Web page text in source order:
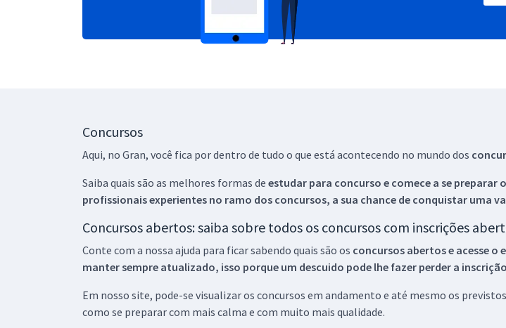
Concursos
Aqui, no Gran, você fica por dentro de tudo o que está acontecendo no mundo dos
Saiba quais são as melhores formas de estudar para concurso e comece a se
profissionais experientes no ramo dos concursos, a sua chance de conquistar uma
Concursos abertos: saiba sobre todos os concursos com inscrições
Conte com a nossa ajuda para ficar sabendo quais são os concursos abertos e acesse
manter sempre atualizado, isso porque um descuido pode lhe fazer perder a
Em nosso site, pode-se visualizar os concursos em andamento e até mesmo os
como se preparar com mais calma e com muito mais qualidade.